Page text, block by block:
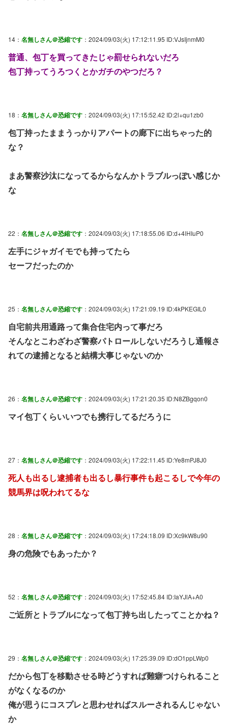
14： 名無しさん＠恐縮です ：2024/09/03(火) 17:12:11.95 ID:VJsIjnmM0
普通、包丁を買ってきたじゃ罰せられないだろ
包丁持ってうろつくとかガチのやつだろ？
18： 名無しさん＠恐縮です ：2024/09/03(火) 17:15:52.42 ID:2l+qu1zb0
包丁持ったままうっかりアパートの廊下に出ちゃった的
な？
まあ警察沙汰になってるからなんかトラブルっぽい感じか
な
22： 名無しさん＠恐縮です ：2024/09/03(火) 17:18:55.06 ID:d+4lHIuP0
左手にジャガイモでも持ってたら
セーフだったのか
25： 名無しさん＠恐縮です ：2024/09/03(火) 17:21:09.19 ID:4kPKEGIL0
自宅前共用通路って集合住宅内って事だろ
そんなとこわざわざ警察パトロールしないだろうし通報さ
れての逮捕となると結構大事じゃないのか
26： 名無しさん＠恐縮です ：2024/09/03(火) 17:21:20.35 ID:N8ZBgqon0
マイ包丁くらいいつでも携行してるだろうに
27： 名無しさん＠恐縮です ：2024/09/03(火) 17:22:11.45 ID:Ye8mPJ8J0
死人も出るし逮捕者も出るし暴行事件も起こるしで今年の
競馬界は呪われてるな
28： 名無しさん＠恐縮です ：2024/09/03(火) 17:24:18.09 ID:Xc9kW8u90
身の危険でもあったか？
52： 名無しさん＠恐縮です ：2024/09/03(火) 17:52:45.84 ID:IaYJlA+A0
ご近所とトラブルになって包丁持ち出したってことかね？
29： 名無しさん＠恐縮です ：2024/09/03(火) 17:25:39.09 ID:dO1ppLWp0
だから包丁を移動させる時どうすれば難癖つけられること
がなくなるのか
俺が思うにコスプレと思わせればスルーされるんじゃない
か